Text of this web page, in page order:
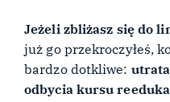
Jeżeli zbliżasz się do
już go przekroczyłeś,
bardzo dotkliwe:
odbycia kursu